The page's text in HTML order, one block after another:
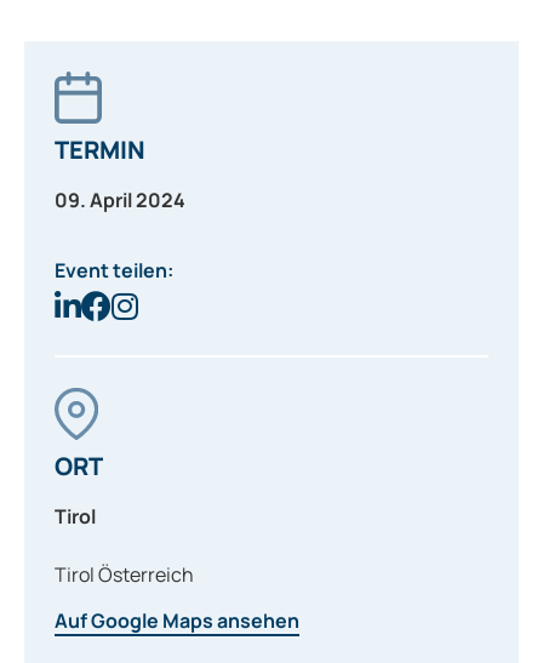
TERMIN
09. April 2024
Event teilen:
ORT
Tirol
TirolÖsterreich
Auf Google Maps ansehen